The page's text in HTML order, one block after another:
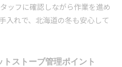
ッフに確認しながら作業を進め
入れで、北海道の冬も安心して
ストーブ管理ポイント